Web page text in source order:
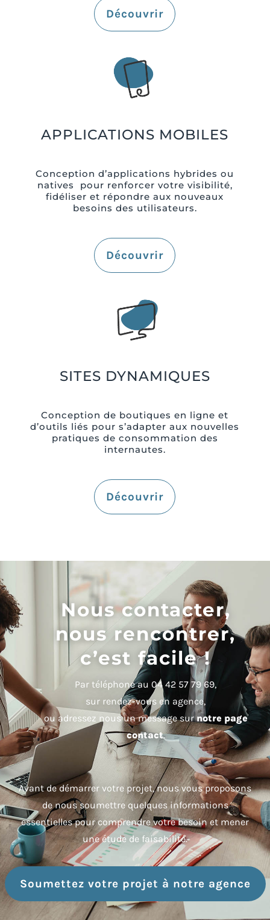
Découvrir
APPLICATIONS MOBILES
Conception d’applications hybrides ou
natives pour renforcer votre visibilité,
fidéliser et répondre aux nouveaux
besoins des utilisateurs.
Découvrir
SITES DYNAMIQUES
Conception de boutiques en ligne et
d’outils liés pour s’adapter aux nouvelles
pratiques de consommation des
internautes.
Découvrir
Nous contacter,
nous rencontrer,
c’est facile !
Par téléphone au 04 42 57 79 69,
sur rendez-vous en agence,
ou adressez nous un message surnotre page
contact.
Avant de démarrer votre projet, nous vous proposons
de nous soumettre quelques informations
essentielles pour comprendre votre besoin et mener
une étude de faisabilité.
Soumettez votre projet à notre agence